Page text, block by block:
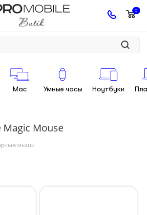
0
Mac Умные часы Ноутбуки
Magic Mouse
мыши